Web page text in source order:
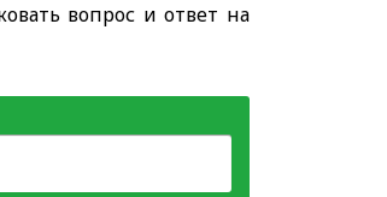
вопрос и ответ на